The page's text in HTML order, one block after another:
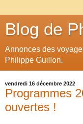
Blog de
Annonces des
Philippe Guillon.
vendredi 16 décembre 2022
Programmes
ouvertes !